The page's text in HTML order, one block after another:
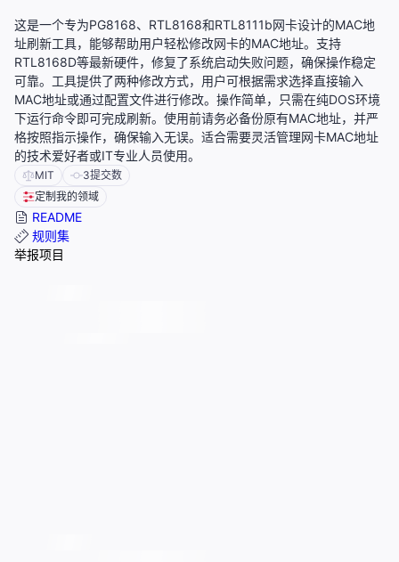
这是一个专为PG8168、RTL8168和RTL8111b网卡设计的MAC地
址刷新工具，能够帮助用户轻松修改网卡的MAC地址。支持
RTL8168D等最新硬件，修复了系统启动失败问题，确保操作稳定
可靠。工具提供了两种修改方式，用户可根据需求选择直接输入
MAC地址或通过配置文件进行修改。操作简单，只需在纯DOS环境
下运行命令即可完成刷新。使用前请务必备份原有MAC地址，并严
格按照指示操作，确保输入无误。适合需要灵活管理网卡MAC地址
的技术爱好者或IT专业人员使用。
MIT 3提交数
定制我的领域
README
规则集
举报项目